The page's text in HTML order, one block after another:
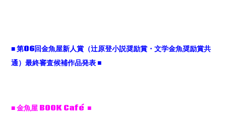
■第06回金魚屋新人賞（辻原登小説奨励賞・文学金魚奨励賞共
通）最終審査候補作品発表 ■
■ 金魚屋 BOOK Café ■